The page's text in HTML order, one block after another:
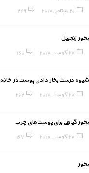
20 سپتامبر, 2017 249
بخور زنجبیل
27 آگوست, 2017 260
شیوه درست بخار دادن پوست در خانه
27 آگوست, 2017 262
بخور گیاهی برای پوست‌های چرب
27 آگوست, 2017 167
بخور